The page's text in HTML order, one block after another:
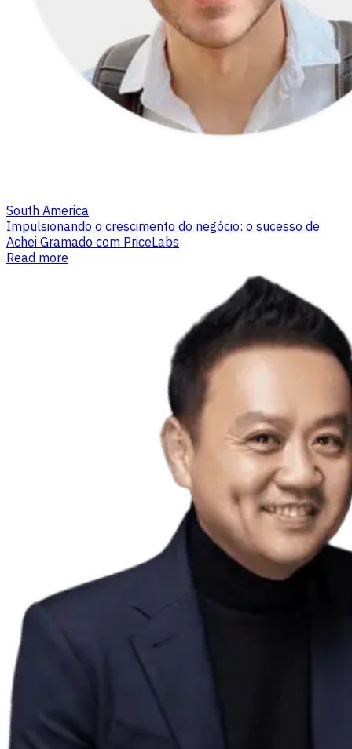
South America
Impulsionando o crescimento do negócio: o sucesso de
Achei Gramado com PriceLabs
Read more